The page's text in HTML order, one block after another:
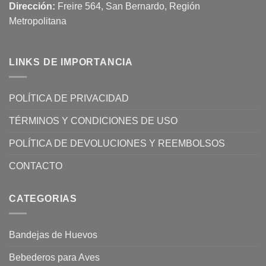
Dirección: Freire 564, San Bernardo, Región
Metropolitana
LINKS DE IMPORTANCIA
POLÍTICA DE PRIVACIDAD
TÉRMINOS Y CONDICIONES DE USO
POLÍTICA DE DEVOLUCIONES Y REEMBOLSOS
CONTACTO
CATEGORIAS
Bandejas de Huevos
Bebederos para Aves